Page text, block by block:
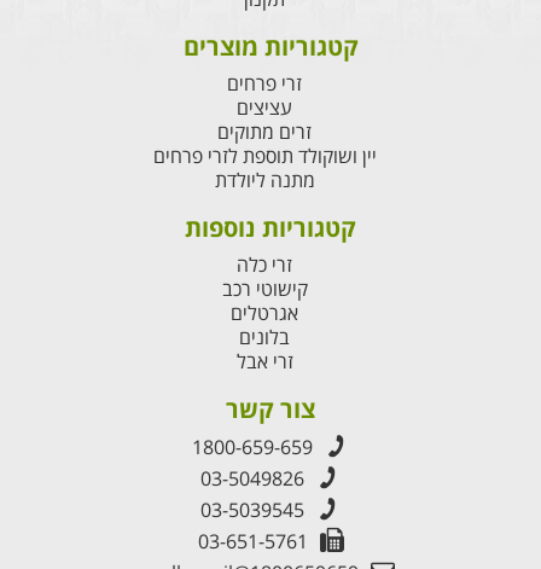
קטגוריות מוצרים
זרי פרחים
עציצים
זרים מתוקים
יין ושוקולד תוספת לזרי פרחים
מתנה ליולדת
קטגוריות נוספות
זרי כלה
קישוטי רכב
אגרטלים
בלונים
זרי אבל
צור קשר
1800-659-659
03-5049826
03-5039545
03-651-5761